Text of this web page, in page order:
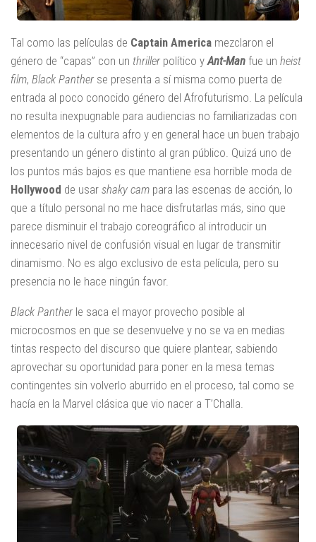
Tal como las películas de Captain America mezclaron el
género de “capas” con un thriller político y Ant-Man fue un heist
film, Black Panther se presenta a sí misma como puerta de
entrada al poco conocido género del Afrofuturismo. La película
no resulta inexpugnable para audiencias no familiarizadas con
elementos de la cultura afro y en general hace un buen trabajo
presentando un género distinto al gran público. Quizá uno de
los puntos más bajos es que mantiene esa horrible moda de
Hollywood de usar shaky cam para las escenas de acción, lo
que a título personal no me hace disfrutarlas más, sino que
parece disminuir el trabajo coreográfico al introducir un
innecesario nivel de confusión visual en lugar de transmitir
dinamismo. No es algo exclusivo de esta película, pero su
presencia no le hace ningún favor.
Black Panther le saca el mayor provecho posible al
microcosmos en que se desenvuelve y no se va en medias
tintas respecto del discurso que quiere plantear, sabiendo
aprovechar su oportunidad para poner en la mesa temas
contingentes sin volverlo aburrido en el proceso, tal como se
hacía en la Marvel clásica que vio nacer a T’Challa.